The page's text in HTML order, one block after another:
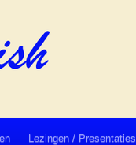
Lezingen / Presentaties